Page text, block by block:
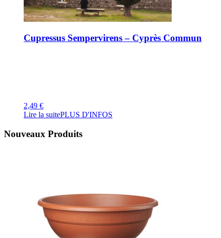
Cupressus Sempervirens – Cyprès Commun
2,49 €
Lire la suitePLUS D'INFOS
Nouveaux Produits